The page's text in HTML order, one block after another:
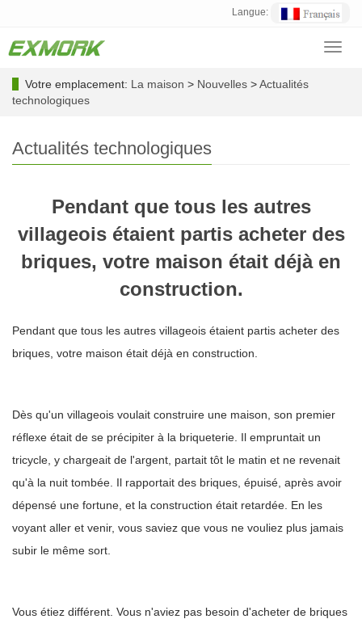
Langue:
Votre emplacement: La maison > Nouvelles >Actualités
technologiques
Actualités technologiques
Pendant que tous les autres
villageois étaient partis acheter des
briques, votre maison était déjà en
construction.
Pendant que tous les autres villageois étaient partis acheter des
briques, votre maison était déjà en construction.
Dès qu'un villageois voulait construire une maison, son premier
réflexe était de se précipiter à la briqueterie. Il empruntait un
tricycle, y chargeait de l'argent, partait tôt le matin et ne revenait
qu'à la nuit tombée. Il rapportait des briques, épuisé, après avoir
dépensé une fortune, et la construction était retardée. En les
voyant aller et venir, vous saviez que vous ne vouliez plus jamais
subir le même sort.
Vous étiez différent. Vous n'aviez pas besoin d'acheter de briques